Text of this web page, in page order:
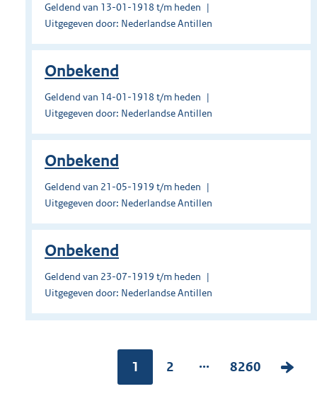
Geldend van 13-01-1918 t/m heden
Uitgegeven door: Nederlandse Antillen
Onbekend
Geldend van 14-01-1918 t/m heden
Uitgegeven door: Nederlandse Antillen
Onbekend
Geldend van 21-05-1919 t/m heden
Uitgegeven door: Nederlandse Antillen
Onbekend
Geldend van 23-07-1919 t/m heden
Uitgegeven door: Nederlandse Antillen
Pagina:
1
P
2 ...
P
8260
V